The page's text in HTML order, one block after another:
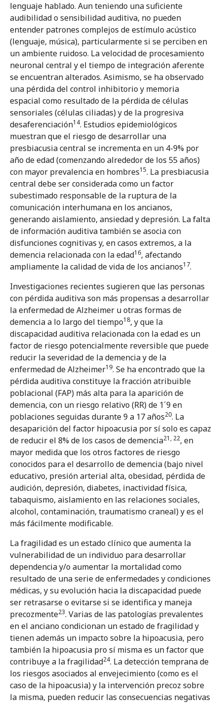
lenguaje hablado. Aun teniendo una suficiente
audibilidad o sensibilidad auditiva, no pueden
entender patrones complejos de estímulo acústico
(lenguaje, música), particularmente si se perciben en
un ambiente ruidoso. La velocidad de procesamiento
neuronal central y el tiempo de integración aferente
se encuentran alterados. Asimismo, se ha observado
una pérdida del control inhibitorio y memoria
espacial como resultado de la pérdida de células
sensoriales (células ciliadas) y de la progresiva
desaferenciación14. Estudios epidemiológicos
muestran que el riesgo de desarrollar una
presbiacusia central se incrementa en un 4-9% por
año de edad (comenzando alrededor de los 55 años)
con mayor prevalencia en hombres15. La presbiacusia
central debe ser considerada como un factor
subestimado responsable de la ruptura de la
comunicación interhumana en los ancianos,
generando aislamiento, ansiedad y depresión. La falta
de información auditiva también se asocia con
disfunciones cognitivas y, en casos extremos, a la
demencia relacionada con la edad16, afectando
ampliamente la calidad de vida de los ancianos17.
Investigaciones recientes sugieren que las personas
con pérdida auditiva son más propensas a desarrollar
la enfermedad de Alzheimer u otras formas de
demencia a lo largo del tiempo18, y que la
discapacidad auditiva relacionada con la edad es un
factor de riesgo potencialmente reversible que puede
reducir la severidad de la demencia y de la
enfermedad de Alzheimer19. Se ha encontrado que la
pérdida auditiva constituye la fracción atribuible
poblacional (FAP) más alta para la aparición de
demencia, con un riesgo relativo (RR) de 1´9 en
poblaciones seguidas durante 9 a 17 años20. La
desaparición del factor hipoacusia por sí solo es capaz
de reducir el 8% de los casos de demencia21, 22, en
mayor medida que los otros factores de riesgo
conocidos para el desarrollo de demencia (bajo nivel
educativo, presión arterial alta, obesidad, pérdida de
audición, depresión, diabetes, inactividad física,
tabaquismo, aislamiento en las relaciones sociales,
alcohol, contaminación, traumatismo craneal) y es el
más fácilmente modificable.
La fragilidad es un estado clínico que aumenta la
vulnerabilidad de un individuo para desarrollar
dependencia y/o aumentar la mortalidad como
resultado de una serie de enfermedades y condiciones
médicas, y su evolución hacia la discapacidad puede
ser retrasarse o evitarse si se identifica y maneja
precozmente23. Varias de las patologías prevalentes
en el anciano condicionan un estado de fragilidad y
tienen además un impacto sobre la hipoacusia, pero
también la hipoacusia pro sí misma es un factor que
contribuye a la fragilidad24. La detección temprana de
los riesgos asociados al envejecimiento (como es el
caso de la hipoacusia) y la intervención precoz sobre
la misma, pueden reducir las consecuencias negativas